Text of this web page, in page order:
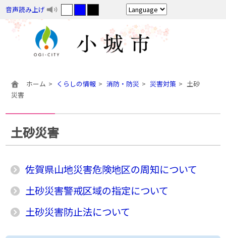
音声読み上げ
ホーム くらしの情報 消防・防災 災害対策
土砂
災害
土砂災害
佐賀県山地災害危険地区の周知について
土砂災害警戒区域の指定について
土砂災害防止法について